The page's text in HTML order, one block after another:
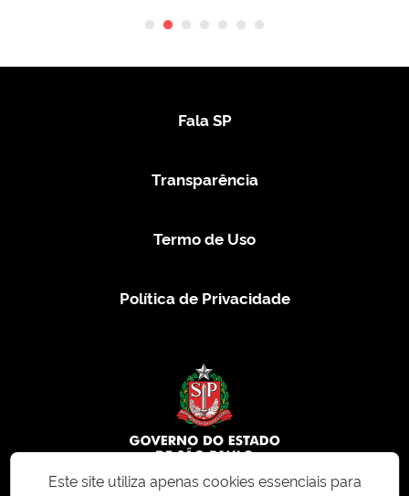
Fala SP
Transparência
Termo de Uso
Política de Privacidade
Este site utiliza apenas cookies essenciais para